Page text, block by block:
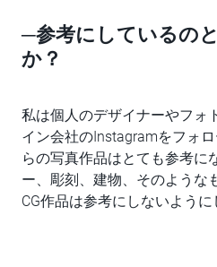
─参考にしているの
か？
私は個人のデザイナーやフォ
イン会社のInstagramをフォ
らの写真作品はとても参考に
ー、彫刻、建物、そのような
CG作品は参考にしないように